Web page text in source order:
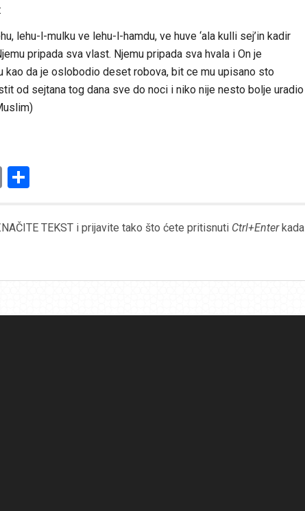
lehu-l-mulku ve lehu-l-hamdu, ve huve ‘ala kulli sej’in kadir
pripada sva vlast. Njemu pripada sva hvala i On je
kao da je oslobodio deset robova, bit ce mu upisano sto
od sejtana tog dana sve do noci i niko nije nesto bolje uradio
CopyShare
TEKST i prijavite tako što ćete pritisnuti Ctrl+Enterkada